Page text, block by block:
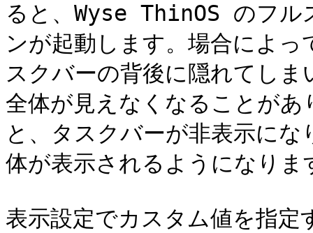
ると、Wyse ThinOS のフル
ンが起動します。場合によ
スクバーの背後に隠れてし
全体が見えなくなることが
と、タスクバーが非表示に
体が表示されるようになりま
表示設定でカスタム値を指